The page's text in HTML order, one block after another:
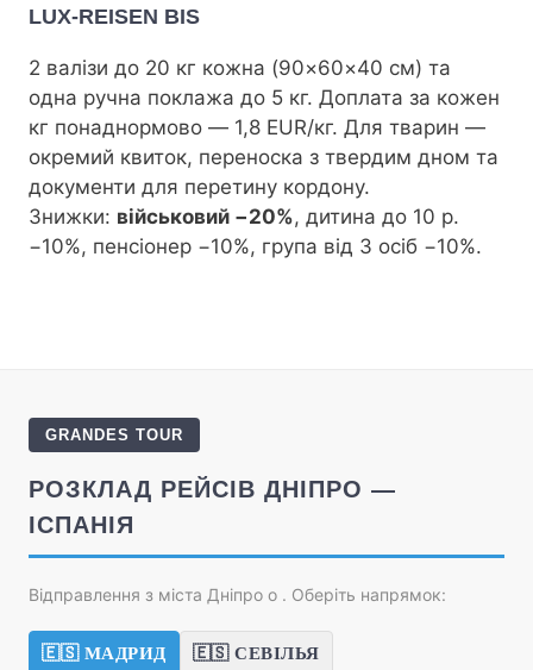
LUX-REISEN BIS
2 валізи до 20 кг кожна (90×60×40 см) та
одна ручна поклажа до 5 кг. Доплата за кожен
кг понаднормово — 1,8 EUR/кг. Для тварин —
окремий квиток, переноска з твердим дном та
документи для перетину кордону.
Знижки: військовий −20%, дитина до 10 р.
−10%, пенсіонер −10%, група від 3 осіб −10%.
GRANDES TOUR
РОЗКЛАД РЕЙСІВ ДНІПРО —
ІСПАНІЯ
Відправлення з міста Дніпро о . Оберіть напрямок:
🇪🇸 МАДРИД 🇪🇸 СЕВІЛЬЯ